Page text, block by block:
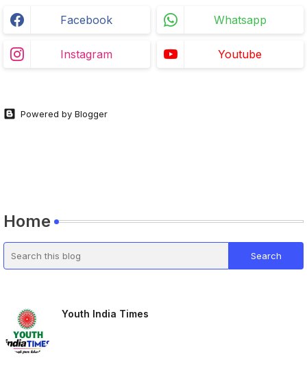
Facebook Whatsapp
Instagram Youtube
Powered by Blogger
Home
Youth India Times